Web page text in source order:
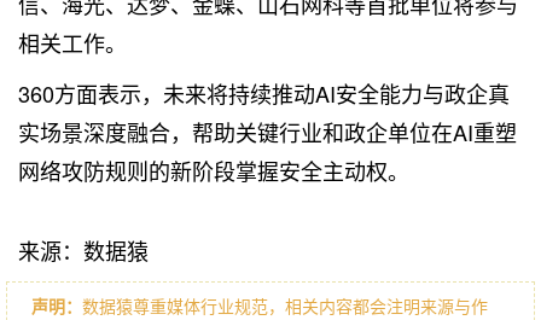
相关工作。
360方面表示，未来将持续推动AI安全能力与政企真
实场景深度融合，帮助关键行业和政企单位在AI重塑
网络攻防规则的新阶段掌握安全主动权。
来源：数据猿
声明： 数据猿尊重媒体行业规范，相关内容都会注明来源与作